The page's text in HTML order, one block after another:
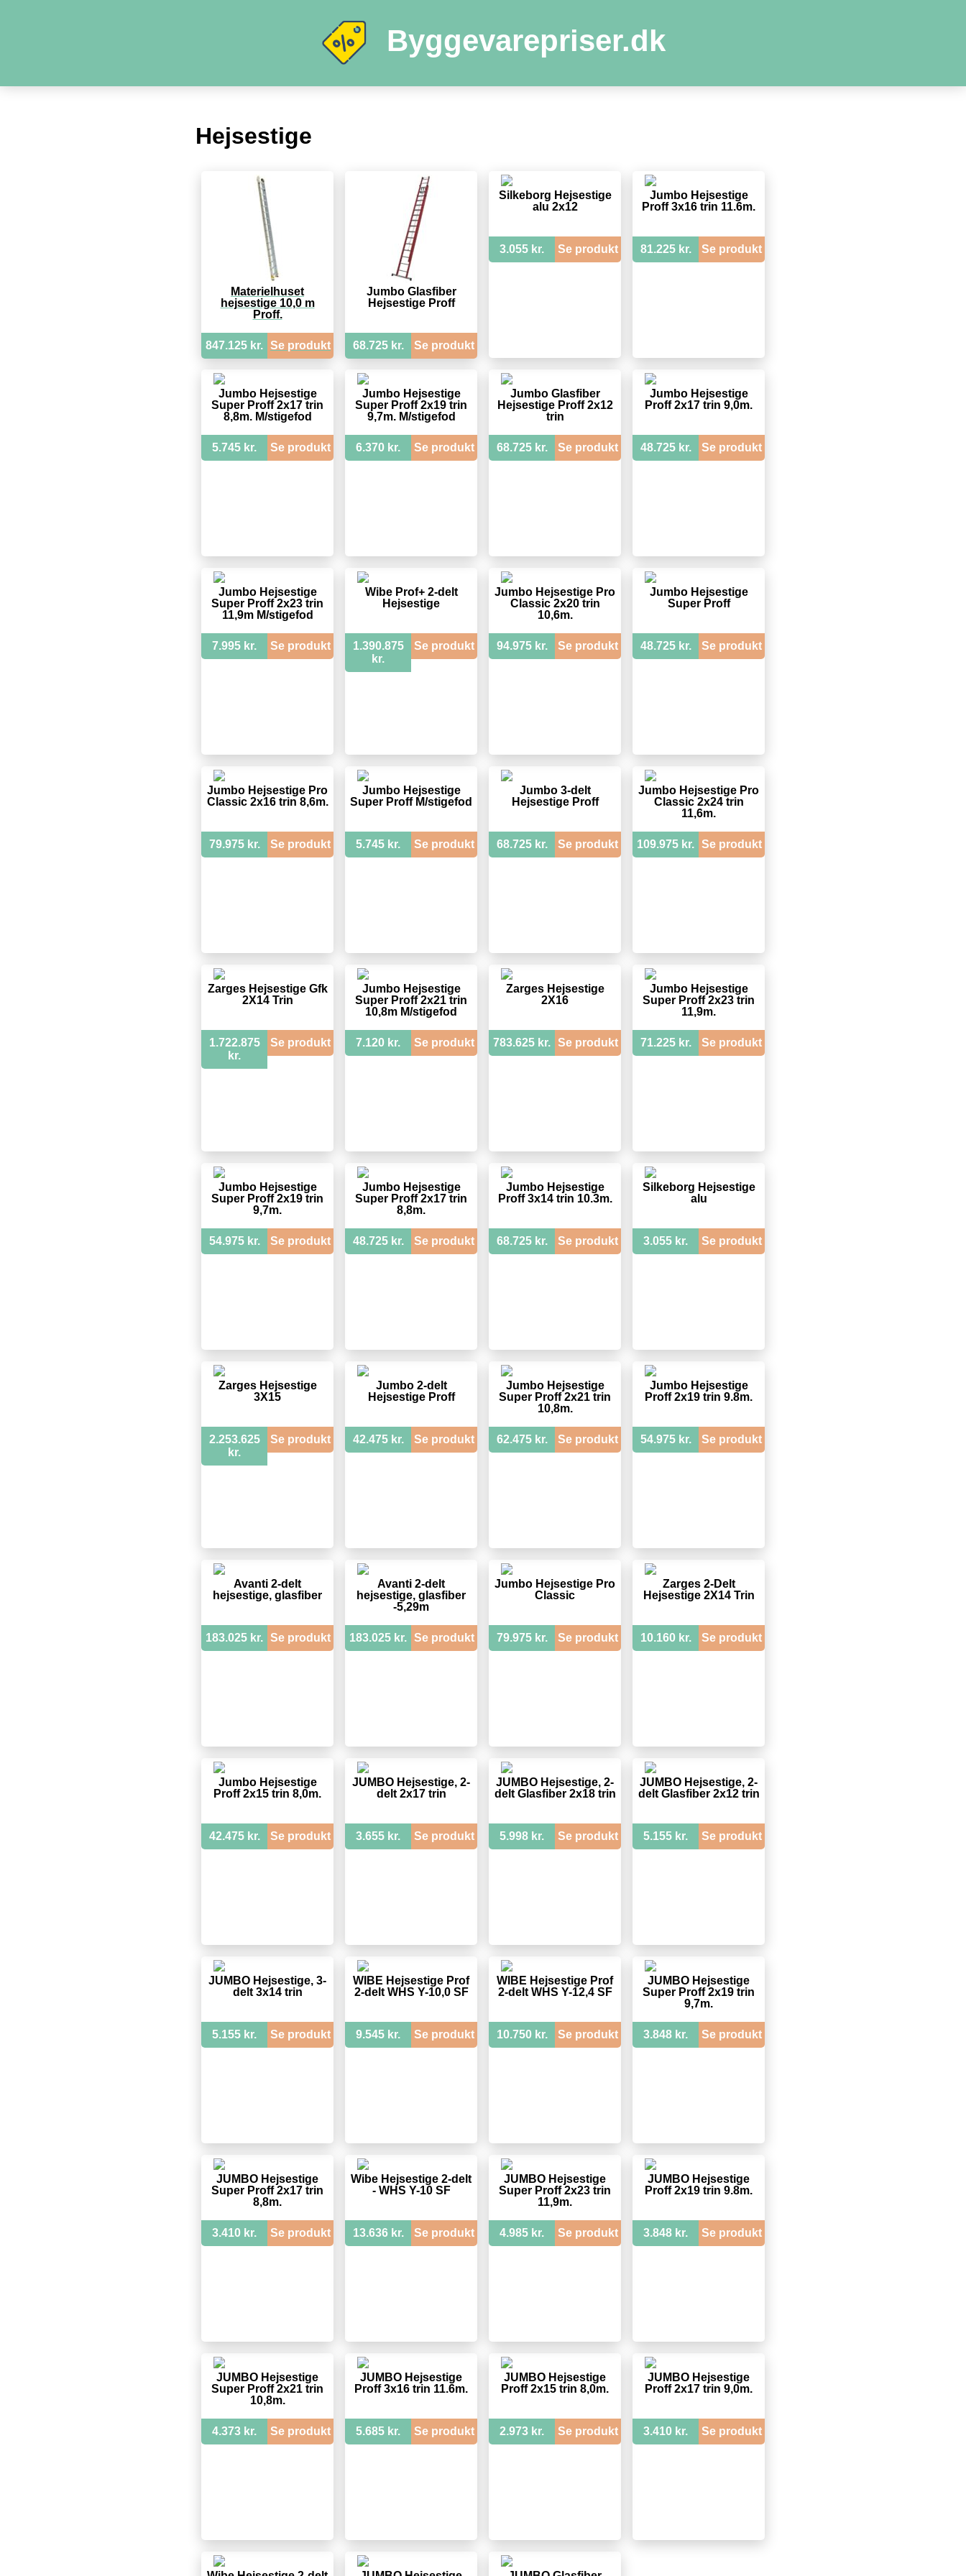
Byggevarepriser.dk
Hejsestige
Materielhuset
hejsestige 10,0 m
Proff.
847.125 kr. Se produkt
Jumbo Glasfiber
Hejsestige Proff
68.725 kr. Se produkt
Silkeborg Hejsestige
alu 2x12
3.055 kr. Se produkt
Jumbo Hejsestige
Proff 3x16 trin 11.6m.
81.225 kr. Se produkt
Jumbo Hejsestige
Super Proff 2x17 trin
8,8m. M/stigefod
5.745 kr. Se produkt
Jumbo Hejsestige
Super Proff 2x19 trin
9,7m. M/stigefod
6.370 kr. Se produkt
Jumbo Glasfiber
Hejsestige Proff 2x12
trin
68.725 kr. Se produkt
Jumbo Hejsestige
Proff 2x17 trin 9,0m.
48.725 kr. Se produkt
Jumbo Hejsestige
Super Proff 2x23 trin
11,9m M/stigefod
7.995 kr. Se produkt
Wibe Prof+ 2-delt
Hejsestige
1.390.875
kr.
Se produkt
Jumbo Hejsestige Pro
Classic 2x20 trin
10,6m.
94.975 kr. Se produkt
Jumbo Hejsestige
Super Proff
48.725 kr. Se produkt
Jumbo Hejsestige Pro
Classic 2x16 trin 8,6m.
79.975 kr. Se produkt
Jumbo Hejsestige
Super Proff M/stigefod
5.745 kr. Se produkt
Jumbo 3-delt
Hejsestige Proff
68.725 kr. Se produkt
Jumbo Hejsestige Pro
Classic 2x24 trin
11,6m.
109.975 kr. Se produkt
Zarges Hejsestige Gfk
2X14 Trin
1.722.875
kr.
Se produkt
Jumbo Hejsestige
Super Proff 2x21 trin
10,8m M/stigefod
7.120 kr. Se produkt
Zarges Hejsestige
2X16
783.625 kr. Se produkt
Jumbo Hejsestige
Super Proff 2x23 trin
11,9m.
71.225 kr. Se produkt
Jumbo Hejsestige
Super Proff 2x19 trin
9,7m.
54.975 kr. Se produkt
Jumbo Hejsestige
Super Proff 2x17 trin
8,8m.
48.725 kr. Se produkt
Jumbo Hejsestige
Proff 3x14 trin 10.3m.
68.725 kr. Se produkt
Silkeborg Hejsestige
alu
3.055 kr. Se produkt
Zarges Hejsestige
3X15
2.253.625
kr.
Se produkt
Jumbo 2-delt
Hejsestige Proff
42.475 kr. Se produkt
Jumbo Hejsestige
Super Proff 2x21 trin
10,8m.
62.475 kr. Se produkt
Jumbo Hejsestige
Proff 2x19 trin 9.8m.
54.975 kr. Se produkt
Avanti 2-delt
hejsestige, glasfiber
183.025 kr. Se produkt
Avanti 2-delt
hejsestige, glasfiber
-5,29m
183.025 kr. Se produkt
Jumbo Hejsestige Pro
Classic
79.975 kr. Se produkt
Zarges 2-Delt
Hejsestige 2X14 Trin
10.160 kr. Se produkt
Jumbo Hejsestige
Proff 2x15 trin 8,0m.
42.475 kr. Se produkt
JUMBO Hejsestige, 2-
delt 2x17 trin
3.655 kr. Se produkt
JUMBO Hejsestige, 2-
delt Glasfiber 2x18 trin
5.998 kr. Se produkt
JUMBO Hejsestige, 2-
delt Glasfiber 2x12 trin
5.155 kr. Se produkt
JUMBO Hejsestige, 3-
delt 3x14 trin
5.155 kr. Se produkt
WIBE Hejsestige Prof
2-delt WHS Y-10,0 SF
9.545 kr. Se produkt
WIBE Hejsestige Prof
2-delt WHS Y-12,4 SF
10.750 kr. Se produkt
JUMBO Hejsestige
Super Proff 2x19 trin
9,7m.
3.848 kr. Se produkt
JUMBO Hejsestige
Super Proff 2x17 trin
8,8m.
3.410 kr. Se produkt
Wibe Hejsestige 2-delt
- WHS Y-10 SF
13.636 kr. Se produkt
JUMBO Hejsestige
Super Proff 2x23 trin
11,9m.
4.985 kr. Se produkt
JUMBO Hejsestige
Proff 2x19 trin 9.8m.
3.848 kr. Se produkt
JUMBO Hejsestige
Super Proff 2x21 trin
10,8m.
4.373 kr. Se produkt
JUMBO Hejsestige
Proff 3x16 trin 11.6m.
5.685 kr. Se produkt
JUMBO Hejsestige
Proff 2x15 trin 8,0m.
2.973 kr. Se produkt
JUMBO Hejsestige
Proff 2x17 trin 9,0m.
3.410 kr. Se produkt